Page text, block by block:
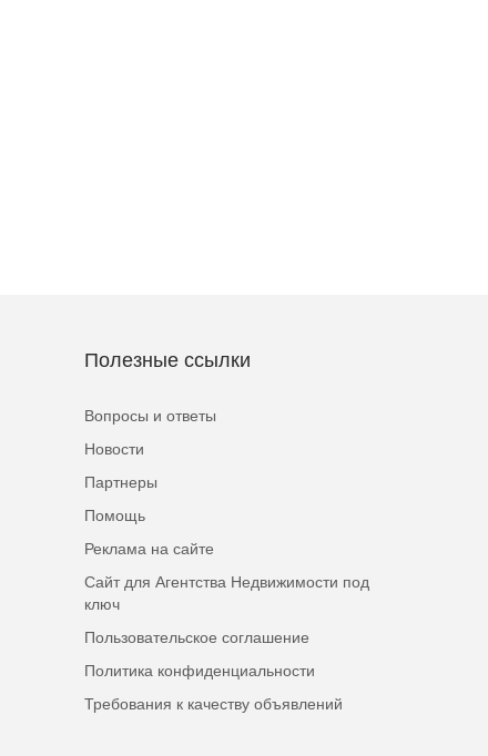
Полезные ссылки
Вопросы и ответы
Новости
Партнеры
Помощь
Реклама на сайте
Сайт для Агентства Недвижимости под
ключ
Пользовательское соглашение
Политика конфиденциальности
Требования к качеству объявлений